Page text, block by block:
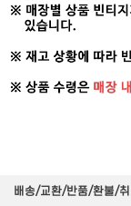
배송/교환/반품/환불/취